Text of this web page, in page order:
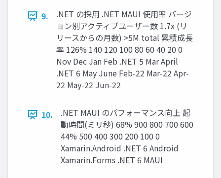
9.
.NET の採⽤ .NET MAUI 使⽤率 バージ
ョン別アクティブユーザー数 1.7x (リ
リースからの⽉数) >5M total 累積成⻑
率 126% 140 120 100 80 60 40 20 0
Nov Dec Jan Feb .NET 5 Mar April
.NET 6 May June Feb-22 Mar-22 Apr-
22 May-22 Jun-22
10.
.NET MAUI のパフォーマンス向上 起
動時間(ミリ秒) 68% 900 800 700 600
44% 500 400 300 200 100 0
Xamarin.Android .NET 6 Android
Xamarin.Forms .NET 6 MAUI